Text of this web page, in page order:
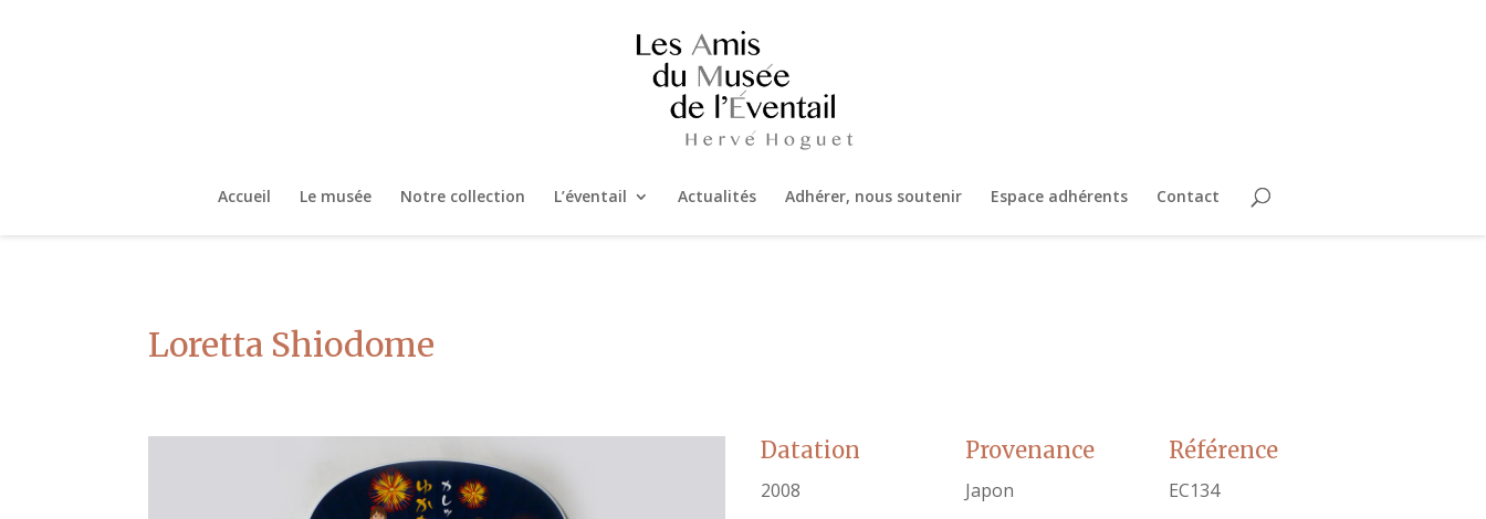
Accueil Le musée Notre collection L’éventail Actualités Adhérer, nous soutenir Espace adhérents Contact
Loretta Shiodome
Datation
2008
Provenance
Japon
Référence
EC134